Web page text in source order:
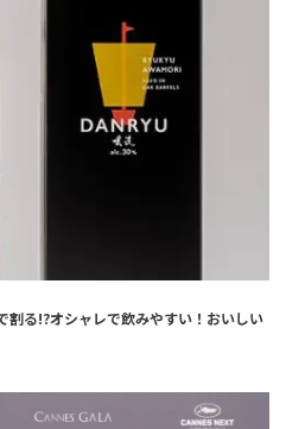
割る!?オシャレで飲みやすい！おいしい